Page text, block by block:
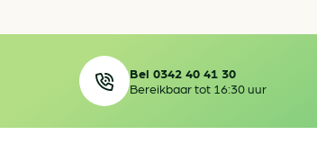
Bel 0342 40 41 30
Bereikbaar tot 16:30 uur